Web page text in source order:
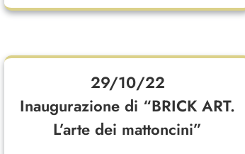
29/10/22
Inaugurazione di “BRICK ART.
L’arte dei mattoncini”